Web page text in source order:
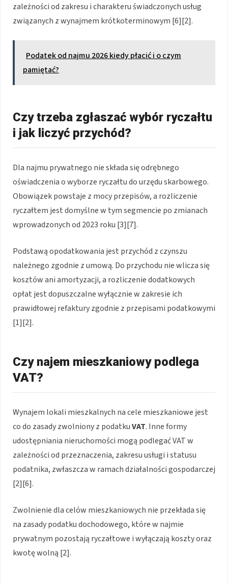
zależności od zakresu i charakteru świadczonych usług
związanych z wynajmem krótkoterminowym [6][2].
Podatek od najmu 2026 kiedy płacić i o czym
pamiętać?
Czy trzeba zgłaszać wybór ryczałtu
i jak liczyć przychód?
Dla najmu prywatnego nie składa się odrębnego
oświadczenia o wyborze ryczałtu do urzędu skarbowego.
Obowiązek powstaje z mocy przepisów, a rozliczenie
ryczałtem jest domyślne w tym segmencie po zmianach
wprowadzonych od 2023 roku [3][7].
Podstawą opodatkowania jest przychód z czynszu
należnego zgodnie z umową. Do przychodu nie wlicza się
kosztów ani amortyzacji, a rozliczenie dodatkowych
opłat jest dopuszczalne wyłącznie w zakresie ich
prawidłowej refaktury zgodnie z przepisami podatkowymi
[1][2].
Czy najem mieszkaniowy podlega
VAT?
Wynajem lokali mieszkalnych na cele mieszkaniowe jest
co do zasady zwolniony z podatkuVAT. Inne formy
udostępniania nieruchomości mogą podlegać VAT w
zależności od przeznaczenia, zakresu usługi i statusu
podatnika, zwłaszcza w ramach działalności gospodarczej
[2][6].
Zwolnienie dla celów mieszkaniowych nie przekłada się
na zasady podatku dochodowego, które w najmie
prywatnym pozostają ryczałtowe i wyłączają koszty oraz
kwotę wolną [2].